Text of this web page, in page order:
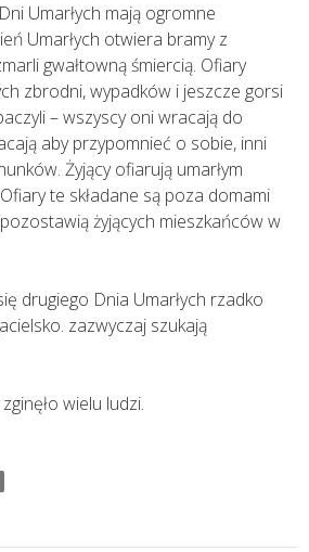
Umarłych mają ogromne
Umarłych otwiera bramy z
gwałtowną śmiercią. Ofiary
zbrodni, wypadków i jeszcze gorsi
– wszyscy oni wracają do
aby przypomnieć o sobie, inni
Żyjący ofiarują umarłym
te składane są poza domami
żyjących mieszkańców w
drugiego Dnia Umarłych rzadko
zazwyczaj szukają
wielu ludzi.